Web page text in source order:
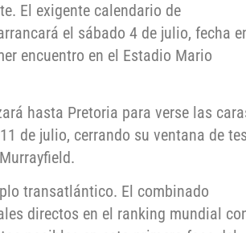
El exigente calendario de
el sábado 4 de julio, fecha
encuentro en el Estadio Mario
hasta Pretoria para verse las
de julio, cerrando su ventana de
transatlántico. El combinado
directos en el ranking mundial